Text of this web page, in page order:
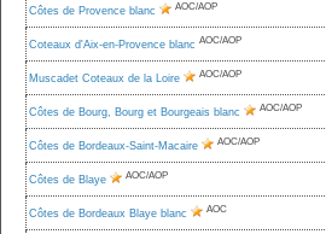
Côtes de Provence blanc AOC/AOP
Coteaux d'Aix-en-Provence blanc AOC/AOP
Muscadet Coteaux de la Loire AOC/AOP
Côtes de Bourg, Bourg et Bourgeais blanc AOC/AOP
Côtes de Bordeaux-Saint-Macaire AOC/AOP
Côtes de Blaye AOC/AOP
Côtes de Bordeaux Blaye blanc AOC